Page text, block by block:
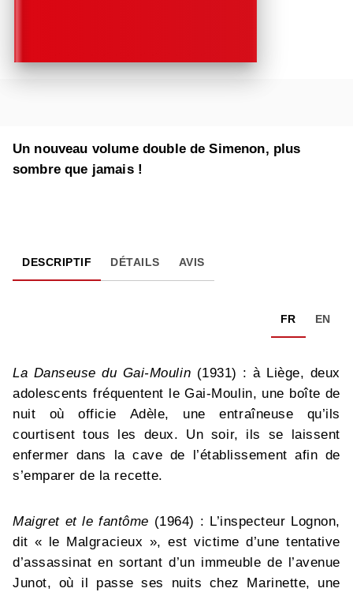
Un nouveau volume double de Simenon, plus
sombre que jamais !
DESCRIPTIF DÉTAILS AVIS
FR EN
La Danseuse du Gai-Moulin (1931) : à Liège, deux
adolescents fréquentent le Gai-Moulin, une boîte de
nuit où officie Adèle, une entraîneuse qu’ils
courtisent tous les deux. Un soir, ils se laissent
enfermer dans la cave de l’établissement afin de
s’emparer de la recette.
Maigret et le fantôme (1964) : L’inspecteur Lognon,
dit « le Malgracieux », est victime d’une tentative
d’assassinat en sortant d’un immeuble de l’avenue
Junot, où il passe ses nuits chez Marinette, une